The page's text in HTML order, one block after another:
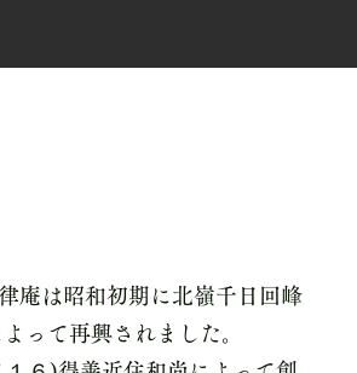
庵は昭和初期に北嶺千日回峰
って再興されました。